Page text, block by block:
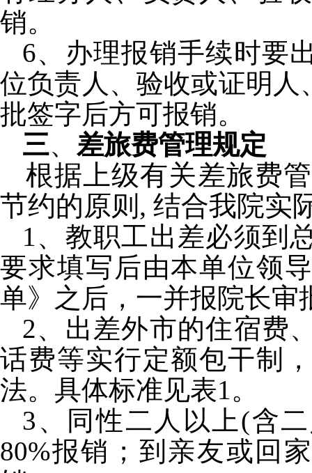
销。
6、办理报销手续时要
位负责人、验收或证明
批签字后方可报销。
三、 差旅费管理规定
根据上级有关差旅费
节约的原则 , 结合我院实
1 、教职工出差必须到
要求填写后由本单位领
单》之后，一并报院长审
2、出差外市的住宿费
话费等实行定额包干制
法。具体标准见表1。
3 、同性二人以上 (含
80%报销；到亲友或回